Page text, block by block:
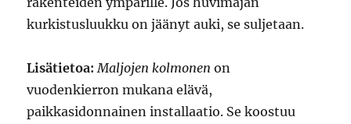
kurkistusluukku on jäänyt auki, se suljetaan.
Lisätietoa: Maljojen kolmonen on
vuodenkierron mukana elävä,
paikkasidonnainen installaatio. Se koostuu